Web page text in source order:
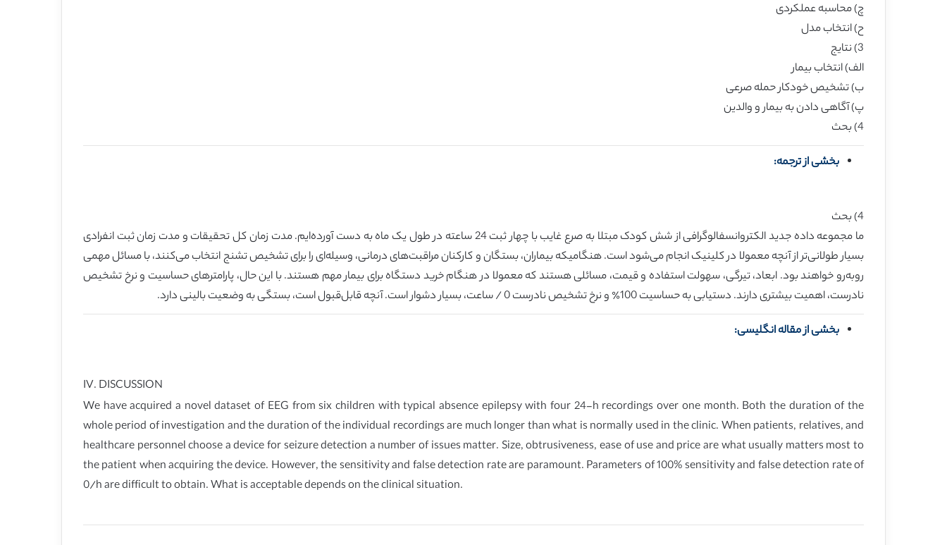
چ) محاسبه عملکردی
ح) انتخاب مدل
3) نتایج
الف) انتخاب بیمار
ب) تشخیص خودکار حمله صرعی
پ) آگاهی دادن به بیمار و والدین
4) بحث
بخشی از ترجمه:
4) بحث
ما مجموعه داده جدید الکتروانسفالوگرافی از شش کودک مبتلا به صرع غایب با چهار ثبت 24 ساعته در طول یک ماه به دست آورده‌ایم. مدت زمان کل تحقیقات و مدت زمان ثبت انفرادی
بسیار طولانی‌تر از آنچه معمولا در کلینیک انجام می‌شود است. هنگامیکه بیماران، بستگان و کارکنان مراقبت‌های درمانی، وسیله‌ای را برای تشخیص تشنج انتخاب می‌کنند، با مسائل مهمی
رو‌به‌رو خواهند بود. ابعاد، تیرگی، سهولت استفاده و قیمت، مسائلی هستند که معمولا در هنگام خرید دستگاه برای بیمار مهم هستند. با این حال، پارامتر‌های حساسیت و نرخ تشخیص
نادرست، اهمیت بیشتری دارند. دستیابی به حساسیت 100٪ و نرخ تشخیص نادرست 0 / ساعت، بسیار دشوار است. آنچه قابل‌قبول است، بستگی به وضعیت بالینی دارد.
بخشی از مقاله انگلیسی:
IV. DISCUSSION
We have acquired a novel dataset of EEG from six children with typical absence epilepsy with four 24-h recordings over one month. Both the duration of the
whole period of investigation and the duration of the individual recordings are much longer than what is normally used in the clinic. When patients, relatives, and
healthcare personnel choose a device for seizure detection a number of issues matter. Size, obtrusiveness, ease of use and price are what usually matters most to
the patient when acquiring the device. However, the sensitivity and false detection rate are paramount. Parameters of 100% sensitivity and false detection rate of
0/h are difficult to obtain. What is acceptable depends on the clinical situation.